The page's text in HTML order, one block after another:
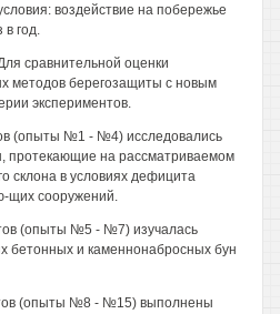
воздействие на побережье
год.
сравнительной оценки
методов берегозащиты с новым
экспериментов.
(опыты №1 - №4) исследовались
протекающие на рассматриваемом
склона в условиях дефицита
щих сооружений.
(опыты №5 - №7) изучалась
бетонных и каменнонабросных бун
(опыты №8 - №15) выполнены